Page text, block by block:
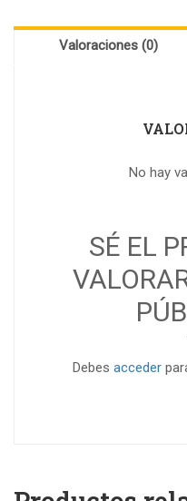
Valoraciones (0)
No hay
SÉ EL
Debes acceder